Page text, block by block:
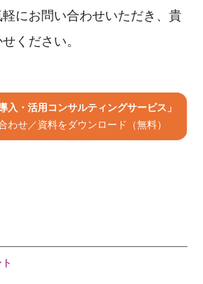
にお問い合わせいただき、貴
ください。